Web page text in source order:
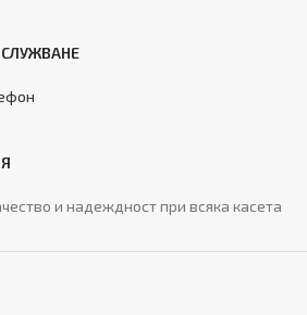
и надеждност при всяка касета